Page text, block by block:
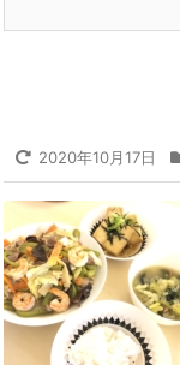
2020年10月17日